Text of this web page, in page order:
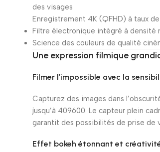
des visages
Enregistrement 4K (QFHD) à taux
Filtre électronique intégré à densité
Science des couleurs de qualité
Une expression filmique
Filmer l’impossible avec la
Capturez des images dans
jusqu’à 409600. Le capteur plein
garantit des possibilités de prise de
Effet bokeh étonnant et